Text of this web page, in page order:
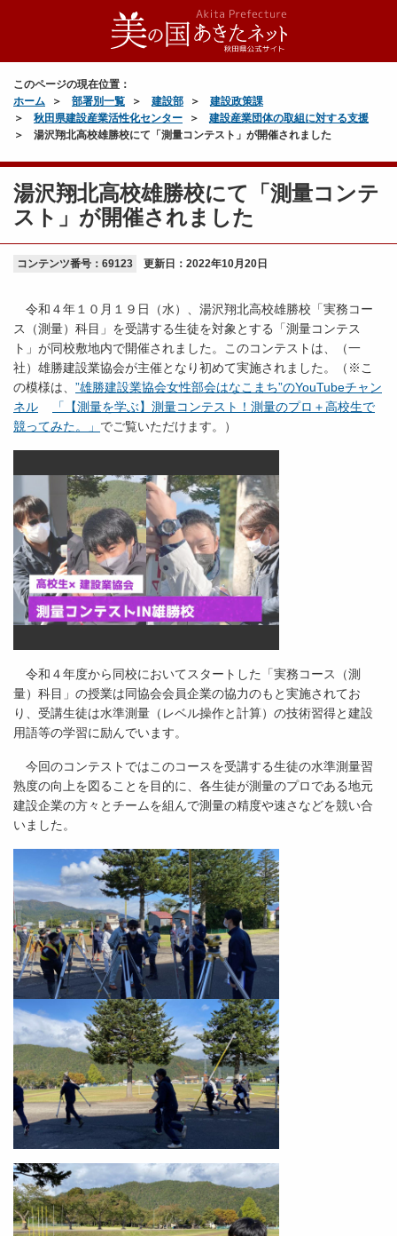
このページの現在位置：
ホーム
部署別一覧 建設部
建設政策課
秋田県建設産業活性化センター
建設産業団体の取組に対する支援
湯沢翔北高校雄勝校にて「測量コンテスト」が開催されました
湯沢翔北高校雄勝校にて「測量コンテ
スト」が開催されました
コンテンツ番号：69123 更新日： 2022年10月20日
令和４年１０月１９日（水）、湯沢翔北高校雄勝校「実務コー
ス（測量）科目」を受講する生徒を対象とする「測量コンテス
ト」が同校敷地内で開催されました。このコンテストは、（一
社）雄勝建設業協会が主催となり初めて実施されました。（※こ
の模様は、 ”雄勝建設業協会女性部会はなこまち”のYouTubeチャン
ネル
「【測量を学ぶ】測量コンテスト！測量のプロ＋高校生で
競ってみた。」 でご覧いただけます。）
令和４年度から同校においてスタートした「実務コース（測
量）科目」の授業は同協会会員企業の協力のもと実施されてお
り、受講生徒は水準測量（レベル操作と計算）の技術習得と建設
用語等の学習に励んでいます。
今回のコンテストではこのコースを受講する生徒の水準測量習
熟度の向上を図ることを目的に、各生徒が測量のプロである地元
建設企業の方々とチームを組んで測量の精度や速さなどを競い合
いました。